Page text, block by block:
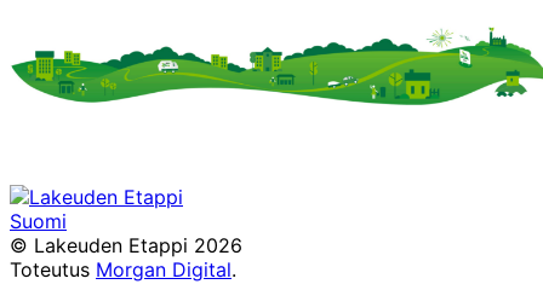
Suomi
Facebook
Instagram
TikTok
X
YouTube
© Lakeuden Etappi 2026
Toteutus Morgan Digital.